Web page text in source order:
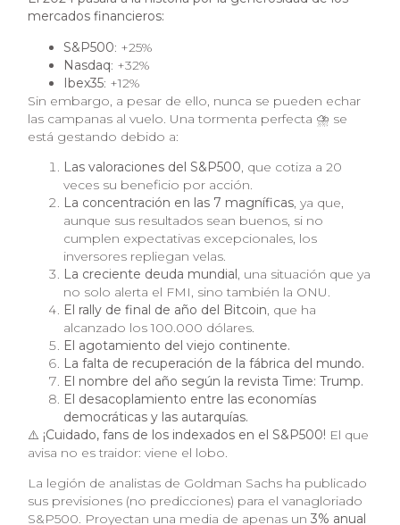
mercados financieros:
S&P500: +25%
Nasdaq: +32%
Ibex35: +12%
Sin embargo, a pesar de ello, nunca se pueden echar
las campanas al vuelo. Una tormenta perfecta ⛈️ se
está gestando debido a:
Las valoraciones del S&P500, que cotiza a 20
veces su beneficio por acción.
La concentración en las 7 magníficas, ya que,
aunque sus resultados sean buenos, si no
cumplen expectativas excepcionales, los
inversores repliegan velas.
La creciente deuda mundial, una situación que ya
no solo alerta el FMI, sino también la ONU.
El rally de final de año del Bitcoin, que ha
alcanzado los 100.000 dólares.
El agotamiento del viejo continente.
La falta de recuperación de la fábrica del mundo.
El nombre del año según la revista Time: Trump.
El desacoplamiento entre las economías
democráticas y las autarquías.
⚠️ ¡Cuidado, fans de los indexados en el S&P500! El que
avisa no es traidor: viene el lobo.
La legión de analistas de Goldman Sachs ha publicado
sus previsiones (no predicciones) para el vanagloriado
S&P500. Proyectan una media de apenas un3% anual